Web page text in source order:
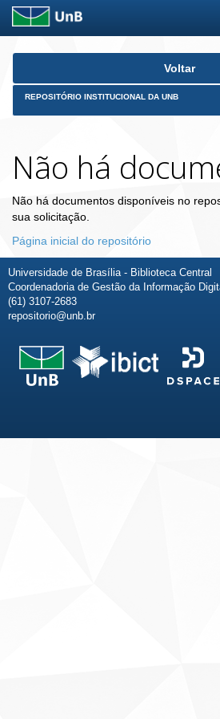
Skip
Voltar
REPOSITÓRIO INSTITUCIONAL DA UNB
Não há
Não há documentos disponíveis no
sua solicitação.
Página inicial do repositório
Universidade de Brasília - Biblioteca Central
Coordenadoria de Gestão da Informação
(61) 3107-2683
repositorio@unb.br